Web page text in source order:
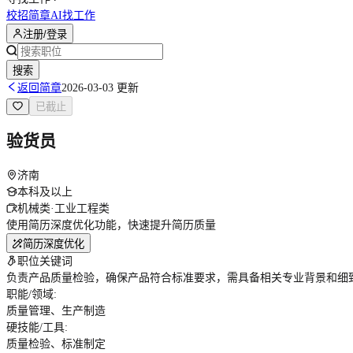
校招简章AI找工作
注册/登录
搜索
返回简章2026-03-03 更新
已截止
验货员
济南
本科及以上
机械类·工业工程类
使用简历深度优化功能，快速提升简历质量
简历深度优化
职位关键词
负责产品质量检验，确保产品符合标准要求，需具备相关专业背景和细
职能/领域:
质量管理、生产制造
硬技能/工具:
质量检验、标准制定